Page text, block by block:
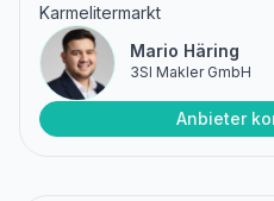
Karmelitermarkt
Mario Häring
3SI Makler GmbH
Anbieter